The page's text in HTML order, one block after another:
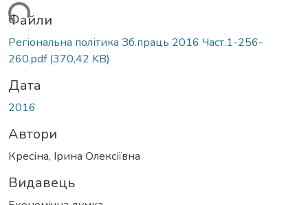
Файли
Регіональна політика Зб.праць 2016 Част.1-256-
260.pdf(370,42 KB)
Дата
2016
Автори
Кресіна, Ірина Олексіївна
Видавець